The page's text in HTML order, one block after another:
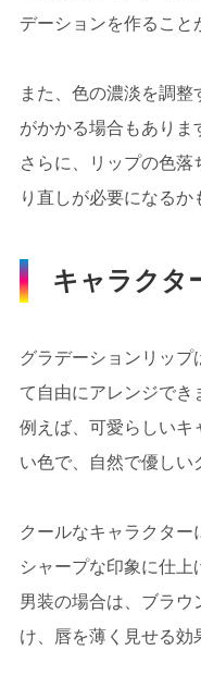
デーションを作ること
また、色の濃淡を調
がかかる場合もありま
さらに、リップの色
り直しが必要になるか
キャラクタ
グラデーションリッ
て自由にアレンジでき
例えば、可愛らしいキ
い色で、自然で優しい
クールなキャラクター
シャープな印象に仕上
男装の場合は、ブラウ
け、唇を薄く見せる効